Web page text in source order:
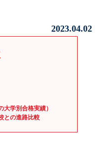
2023.04.02
大学別合格実績）
との進路比較